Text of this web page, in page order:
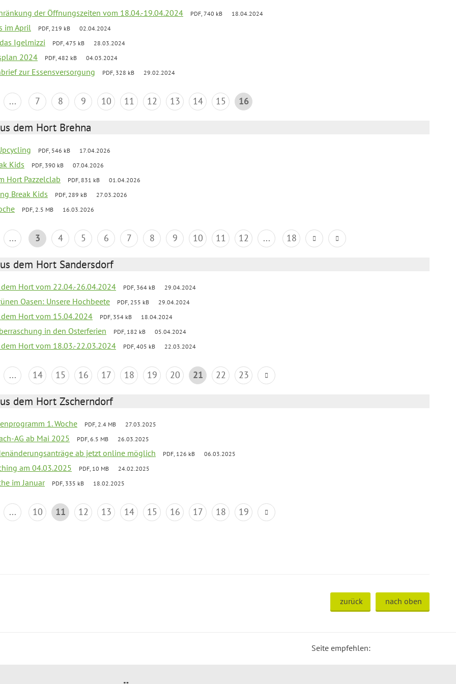
der Öffnungszeiten vom 18.04.-19.04.2024 PDF, 740 kB 18.04.2024
im April PDF, 219 kB 02.04.2024
Igelmizzi PDF, 475 kB 28.03.2024
2024 PDF, 482 kB 04.03.2024
zur Essensversorgung PDF, 328 kB 29.02.2024
... 7 8 9 10 11 12 13 14 15 16
dem Hort Brehna
PDF, 546 kB 17.04.2026
Kids PDF, 390 kB 07.04.2026
Hort Pazzelclab PDF, 831 kB 01.04.2026
Break Kids PDF, 289 kB 27.03.2026
PDF, 2.5 MB 16.03.2026
... 3 4 5 6 7 8 9 10 11 12 ... 18
dem Hort Sandersdorf
Hort vom 22.04.-26.04.2024 PDF, 364 kB 29.04.2024
Oasen: Unsere Hochbeete PDF, 255 kB 29.04.2024
Hort vom 15.04.2024 PDF, 354 kB 18.04.2024
in den Osterferien PDF, 182 kB 05.04.2024
Hort vom 18.03.-22.03.2024 PDF, 405 kB 22.03.2024
... 14 15 16 17 18 19 20 21 22 23
dem Hort Zscherndorf
1. Woche PDF, 2.4 MB 27.03.2025
AG ab Mai 2025 PDF, 6.5 MB 26.03.2025
ab jetzt online möglich PDF, 126 kB 06.03.2025
am 04.03.2025 PDF, 10 MB 24.02.2025
im Januar PDF, 335 kB 18.02.2025
... 10 11 12 13 14 15 16 17 18 19
zurück nach oben
Seite empfehlen: